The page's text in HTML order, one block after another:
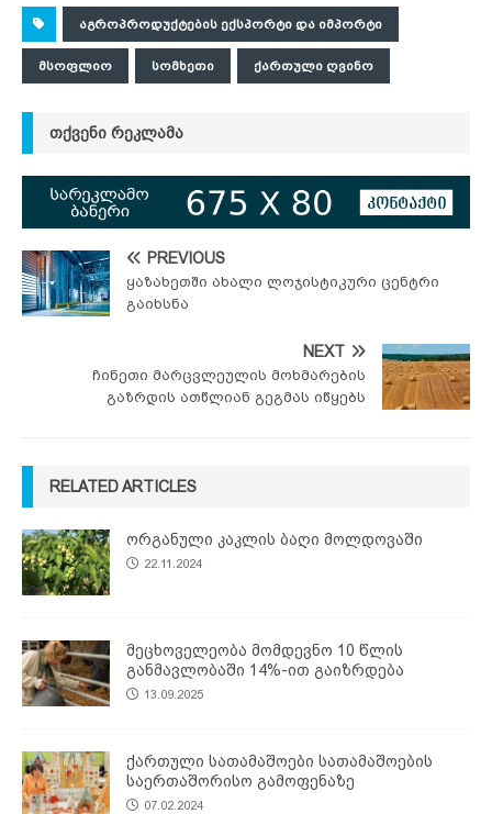
ᲐᲒᲠᲝᲞᲠᲝᲓᲣᲥᲢᲔᲑᲘᲡ ᲔᲥᲡᲞᲝᲠᲢᲘ ᲓᲐ ᲘᲛᲞᲝᲠᲢᲘ
ᲛᲡᲝᲤᲚᲘᲝ ᲡᲝᲛᲮᲔᲗᲘ ᲥᲐᲠᲗᲣᲚᲘ ᲦᲕᲘᲜᲝ
ᲗᲥᲕᲔᲜᲘ ᲠᲔᲙᲚᲐᲛᲐ
PREVIOUS
ყაზახეთში ახალი ლოჯისტიკური ცენტრი
გაიხსნა
NEXT
ჩინეთი მარცვლეულის მოხმარების
გაზრდის ათწლიან გეგმას იწყებს
RELATED ARTICLES
ორგანული კაკლის ბაღი მოლდოვაში
22.11.2024
მეცხოველეობა მომდევნო 10 წლის
განმავლობაში 14%-ით გაიზრდება
13.09.2025
ქართული სათამაშოები სათამაშოების
საერთაშორისო გამოფენაზე
07.02.2024